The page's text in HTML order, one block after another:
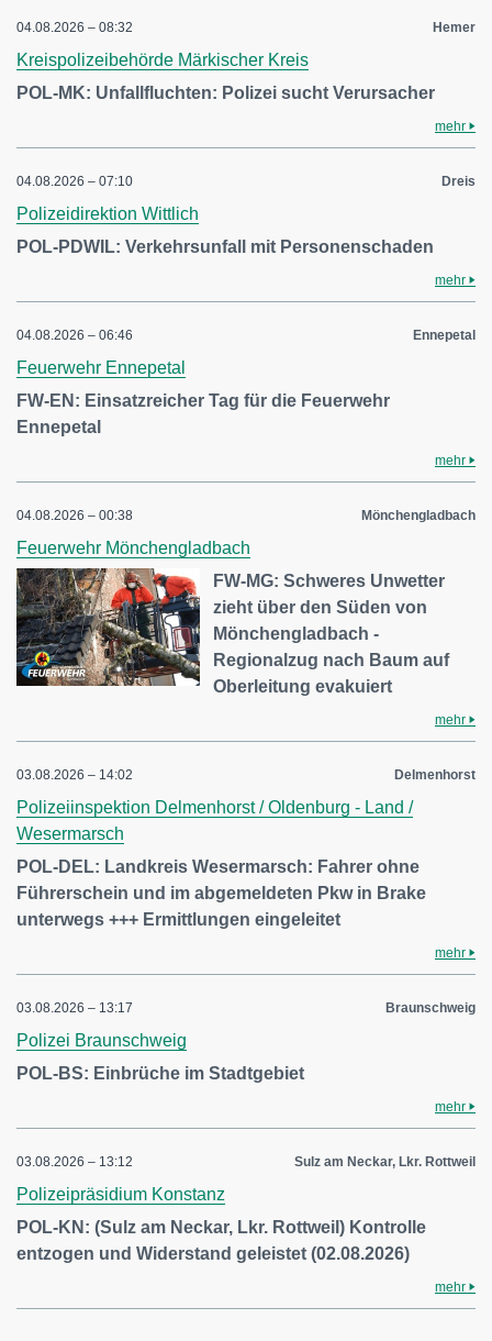
04.08.2026 – 08:32 Hemer
Kreispolizeibehörde Märkischer Kreis
POL-MK: Unfallfluchten: Polizei sucht Verursacher
mehr
04.08.2026 – 07:10 Dreis
Polizeidirektion Wittlich
POL-PDWIL: Verkehrsunfall mit Personenschaden
mehr
04.08.2026 – 06:46 Ennepetal
Feuerwehr Ennepetal
FW-EN: Einsatzreicher Tag für die Feuerwehr
Ennepetal
mehr
04.08.2026 – 00:38 Mönchengladbach
Feuerwehr Mönchengladbach
FW-MG: Schweres Unwetter
zieht über den Süden von
Mönchengladbach -
Regionalzug nach Baum auf
Oberleitung evakuiert
mehr
03.08.2026 – 14:02 Delmenhorst
Polizeiinspektion Delmenhorst / Oldenburg - Land /
Wesermarsch
POL-DEL: Landkreis Wesermarsch: Fahrer ohne
Führerschein und im abgemeldeten Pkw in Brake
unterwegs +++ Ermittlungen eingeleitet
mehr
03.08.2026 – 13:17 Braunschweig
Polizei Braunschweig
POL-BS: Einbrüche im Stadtgebiet
mehr
03.08.2026 – 13:12 Sulz am Neckar, Lkr. Rottweil
Polizeipräsidium Konstanz
POL-KN: (Sulz am Neckar, Lkr. Rottweil) Kontrolle
entzogen und Widerstand geleistet (02.08.2026)
mehr